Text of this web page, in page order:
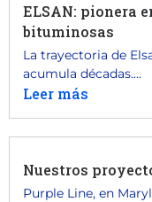
ELSAN: pionera
bituminosas
La trayectoria de
acumula décadas....
Leer más
Nuestros
Purple Line, en